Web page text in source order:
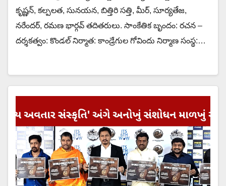
కృష్ణన్, కల్పలత, సునయన, బిత్తిరి సత్తి, మీర్, సూర్యతేజ,
నరేందర్, రమణ భార్గవ్ తదితరులు. సాంకేతిక బృందం: రచన –
దర్శకత్వం: కొండల్ నిర్మాత: కాండ్రేగుల గోవిందు నిర్మాణ సంస్థ:…